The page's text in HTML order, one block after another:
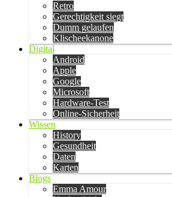
Retro
Gerechtigkeit siegt
Dumm gelaufen
Klischeekanone
Digital
Android
Apple
Google
Microsoft
Hardware-Test
Online-Sicherheit
Wissen
History
Gesundheit
Daten
Karten
Blogs
Emma Amour